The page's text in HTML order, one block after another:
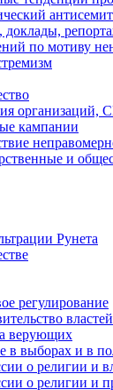
доклады,
по мотиву
организаций,
кампании
и
Рунета
регулирование
властей
верующих
в выборах и в
о религии и
о религии и